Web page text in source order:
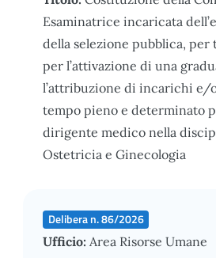
Esaminatrice incaricata
della selezione pubblica,
per l’attivazione di una
l’attribuzione di incarichi e/
tempo pieno e determinato
dirigente medico nella
Ostetricia e Ginecologia
Delibera n. 86/2026
Ufficio: Area Risorse Umane